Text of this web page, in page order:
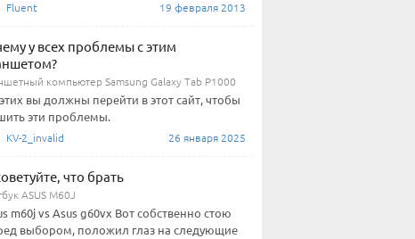
Fluent 19 февраля 2013
у всех проблемы с этим
компьютер Samsung Galaxy Tab P1000
вы должны перейти в этот сайт, чтобы
эти проблемы.
2_invalid 26 января 2025
что брать
ASUS M60J
m60j vs Asus g60vx Вот собственно стою
выбором, положил глаз на следующие